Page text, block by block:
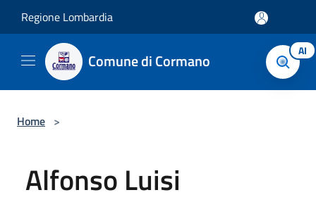
Regione Lombardia
Comune di Cormano AI
Home >
Alfonso Luisi